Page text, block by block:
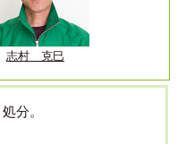
志村 克巳
分。